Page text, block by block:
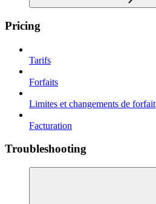
Pricing
Tarifs
Forfaits
Limites et changements de forfait
Facturation
Troubleshooting